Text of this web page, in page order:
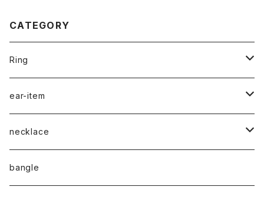
CATEGORY
Ring
naturalstone-ring
plain-ring
ear-item
pierced earrings
earcuff
necklace
pearl
bangle